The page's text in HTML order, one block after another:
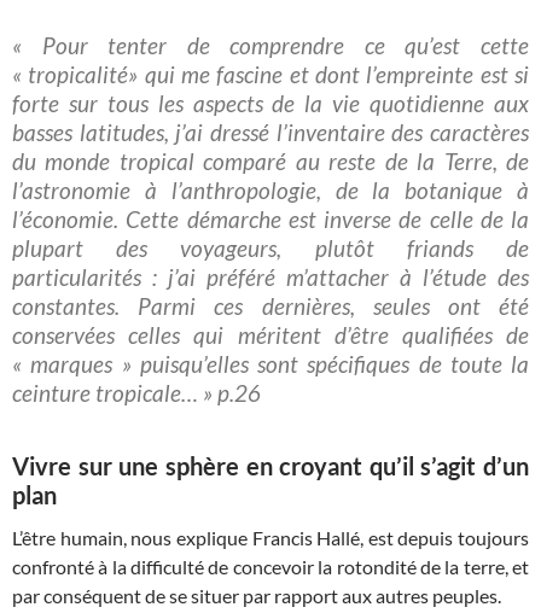
« Pour tenter de comprendre ce qu’est cette
« tropicalité» qui me fascine et dont l’empreinte est si
forte sur tous les aspects de la vie quotidienne aux
basses latitudes, j’ai dressé l’inventaire des caractères
du monde tropical comparé au reste de la Terre, de
l’astronomie à l’anthropologie, de la botanique à
l’économie. Cette démarche est inverse de celle de la
plupart des voyageurs, plutôt friands de
particularités : j’ai préféré m’attacher à l’étude des
constantes. Parmi ces dernières, seules ont été
conservées celles qui méritent d’être qualifiées de
« marques » puisqu’elles sont spécifiques de toute la
ceinture tropicale… » p.26
Vivre sur une sphère en croyant qu’il s’agit d’un
plan
L’être humain, nous explique Francis Hallé, est depuis toujours
confronté à la difficulté de concevoir la rotondité de la terre, et
par conséquent de se situer par rapport aux autres peuples.